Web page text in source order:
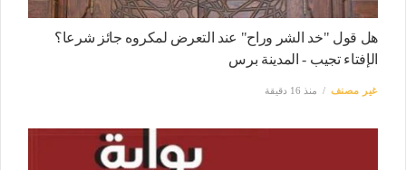
هل قول "خد الشر وراح" عند التعرض لمكروه جائز شرعا؟
الإفتاء تجيب - المدينة برس
غير مصنف منذ 16 دقيقة